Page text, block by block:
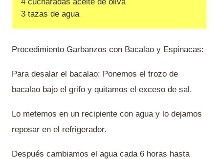
3 tazas de agua
Procedimiento Garbanzos con Bacalao y Espinacas:
Para desalar el bacalao: Ponemos el trozo de
bacalao bajo el grifo y quitamos el exceso de sal.
Lo metemos en un recipiente con agua y lo dejamos
reposar en el refrigerador.
Después cambiamos el agua cada 6 horas hasta